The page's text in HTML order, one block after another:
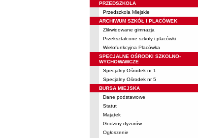
PRZEDSZKOLA
Przedszkola Miejskie
ARCHIWUM SZKÓŁ I PLACÓWEK
Zlikwidowane gimnazja
Przekształcone szkoły i placówki
Wielofunkcyjna Placówka
SPECJALNE OŚRODKI SZKOLNO-
WYCHOWAWCZE
Specjalny Ośrodek nr 1
Specjalny Ośrodek nr 5
BURSA MIEJSKA
Dane podstawowe
Statut
Majątek
Godziny dyżurów
Ogłoszenie